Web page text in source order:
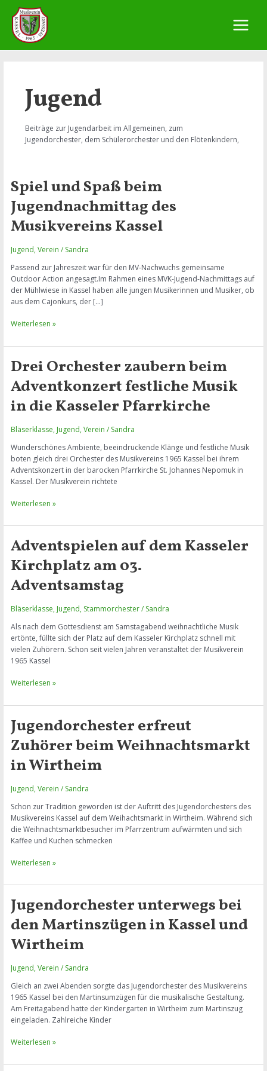
Inhalt
springen
Main
Menu
Jugend
Beiträge zur Jugendarbeit im Allgemeinen, zum
Jugendorchester, dem Schülerorchester und den Flötenkindern,
Spiel und Spaß beim
Jugendnachmittag des
Musikvereins Kassel
Jugend,Verein / Sandra
Passend zur Jahreszeit war für den MV-Nachwuchs gemeinsame
Outdoor Action angesagt.Im Rahmen eines MVK-Jugend-Nachmittags auf
der Mühlwiese in Kassel haben alle jungen Musikerinnen und Musiker, ob
aus dem Cajonkurs, der […]
Spiel
Spaß
Jugendnachmittag
des
Musikvereins
Kassel
Weiterlesen »
Drei Orchester zaubern beim
Adventkonzert festliche Musik
in die Kasseler Pfarrkirche
Bläserklasse, Jugend,Verein / Sandra
Wunderschönes Ambiente, beeindruckende Klänge und festliche Musik
boten gleich drei Orchester des Musikvereins 1965 Kassel bei ihrem
Adventskonzert in der barocken Pfarrkirche St. Johannes Nepomuk in
Kassel. Der Musikverein richtete
Drei
zaubern
Adventkonzert
festliche
Musik
in
Kasseler
Weiterlesen »
Adventspielen auf dem Kasseler
Kirchplatz am 03.
Adventsamstag
Bläserklasse, Jugend, Stammorchester/ Sandra
Als nach dem Gottesdienst am Samstagabend weihnachtliche Musik
ertönte, füllte sich der Platz auf dem Kasseler Kirchplatz schnell mit
vielen Zuhörern. Schon seit vielen Jahren veranstaltet der Musikverein
1965 Kassel
Adventspielen
dem
Kirchplatz
am
03.
Adventsamstag
Weiterlesen »
Jugendorchester erfreut
Zuhörer beim Weihnachtsmarkt
in Wirtheim
Jugend,Verein / Sandra
Schon zur Tradition geworden ist der Auftritt des Jugendorchesters des
Musikvereins Kassel auf dem Weihachtsmarkt in Wirtheim. Während sich
die Weihnachtsmarktbesucher im Pfarrzentrum aufwärmten und sich
Kaffee und Kuchen schmecken
Jugendorchester
Zuhörer
Weihnachtsmarkt
in
Wirtheim
Weiterlesen »
Jugendorchester unterwegs bei
den Martinszügen in Kassel und
Wirtheim
Jugend,Verein / Sandra
Gleich an zwei Abenden sorgte das Jugendorchester des Musikvereins
1965 Kassel bei den Martinsumzügen für die musikalische Gestaltung.
Am Freitagabend hatte der Kindergarten in Wirtheim zum Martinszug
eingeladen. Zahlreiche Kinder
Jugendorchester
bei
Weiterlesen »